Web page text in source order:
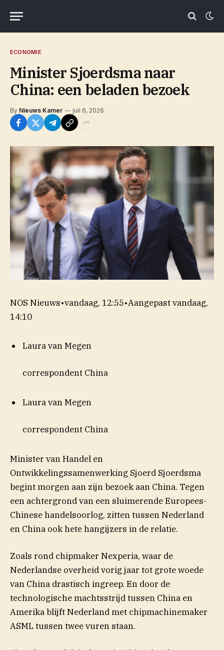
ECONOMIE
Minister Sjoerdsma naar
China: een beladen bezoek
By Nieuws Kamer juli 6, 2026
NOS Nieuws•vandaag, 12:55•Aangepastvandaag,
14:10
Laura van Megen
correspondent China
Laura van Megen
correspondent China
Minister van Handel en
Ontwikkelingssamenwerking Sjoerd Sjoerdsma
begint morgen aan zijn bezoek aan China. Tegen
een achtergrond van een sluimerende Europees-
Chinese handelsoorlog, zitten tussen Nederland
en China ook hete hangijzers in de relatie.
Zoals rond chipmaker Nexperia, waar de
Nederlandse overheid vorig jaar tot grote woede
van China drastisch ingreep. En door de
technologische machtsstrijd tussen China en
Amerika blijft Nederland met chipmachinemaker
ASML tussen twee vuren staan.